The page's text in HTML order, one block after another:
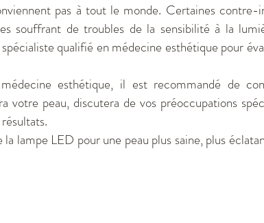
pas à tout le monde. Certaines contre-
souffrant de troubles de la sensibilité à la
qualifié en médecine esthétique pour
esthétique, il est recommandé de
peau, discutera de vos préoccupations
lampe LED pour une peau plus saine, plus